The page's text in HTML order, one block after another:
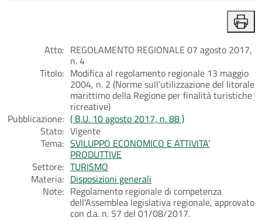
Atto: REGOLAMENTO REGIONALE 07 agosto 2017,
n. 4
Titolo: Modifica al regolamento regionale 13 maggio
2004, n. 2 (Norme sull’utilizzazione del litorale
marittimo della Regione per finalità turistiche
ricreative)
Pubblicazione: ( B.U. 10 agosto 2017, n. 88 )
Stato: Vigente
Tema: SVILUPPO ECONOMICO E ATTIVITA’
PRODUTTIVE
Settore: TURISMO
Materia: Disposizioni generali
Note: Regolamento regionale di competenza
dell'Assemblea legislativa regionale, approvato
con d.a. n. 57 del 01/08/2017.